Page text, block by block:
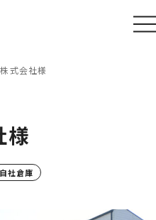
式会社様
様
自社倉庫